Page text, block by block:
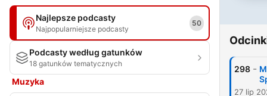
Najlepsze podcasty
Najpopularniejsze podcasty
50
Podcasty według gatunków
18 gatunków tematycznych
Muzyka
298 -
27 lip